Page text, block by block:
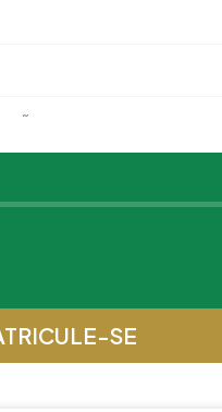
DE RISCOS E DOENÇAS
SE